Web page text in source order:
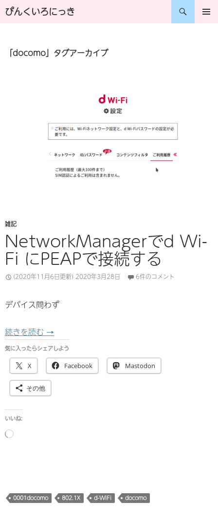
コぴんくいろにっき
検
「docomo」タグアーカイブ
雑記
NetworkManagerでd Wi-
Fi にPEAPで接続する
(2020年11月6日更新) 2020年3月28日 6件のコメント
デバイス問わず
続きを読む NetworkManagerでd Wi-Fi にPEAPで接続す
→
気に入ったらシェアしよう
X Facebook Mastodon
その他
いいね:
読
0001docomo 802.1X d-WiFi docomo